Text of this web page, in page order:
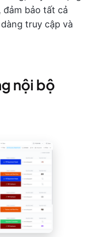
bảo tất cả
truy cập và
nội bộ